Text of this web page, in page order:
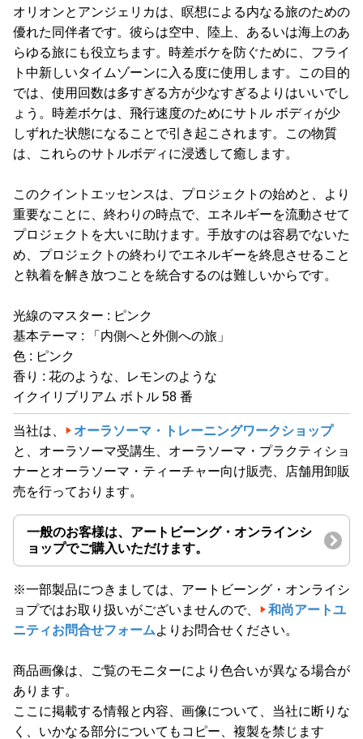
オリオンとアンジェリカは、瞑想による内なる旅のための
優れた同伴者です。彼らは空中、陸上、あるいは海上のあ
らゆる旅にも役立ちます。時差ボケを防ぐために、フライ
ト中新しいタイムゾーンに入る度に使用します。この目的
では、使用回数は多すぎる方が少なすぎるよりはいいでし
ょう。時差ボケは、飛行速度のためにサトル ボディが少
しずれた状態になることで引き起こされます。この物質
は、これらのサトルボディに浸透して癒します。
このクイントエッセンスは、プロジェクトの始めと、より
重要なことに、終わりの時点で、エネルギーを流動させて
プロジェクトを大いに助けます。手放すのは容易でないた
め、プロジェクトの終わりでエネルギーを終息させること
と執着を解き放つことを統合するのは難しいからです。
光線のマスター : ピンク
基本テーマ : 「内側へと外側への旅」
色 : ピンク
香り : 花のような、レモンのような
イクイリブリアム ボトル 58 番
当社は、
オーラソーマ・トレーニングワークショップ
と、オーラソーマ受講生、オーラソーマ・プラクティショ
ナーとオーラソーマ・ティーチャー向け販売、店舗用卸販
売を行っております。
一般のお客様は、アートビーング・オンラインシ
ョップでご購入いただけます。
※一部製品につきましては、アートビーング・オンライシ
ョプではお取り扱いがございませんので、
和尚アートユ
ニティお問合せフォームよりお問合せください。
商品画像は、ご覧のモニターにより色合いが異なる場合が
あります。
ここに掲載する情報と内容、画像について、当社に断りな
く、いかなる部分についてもコピー、複製を禁じます